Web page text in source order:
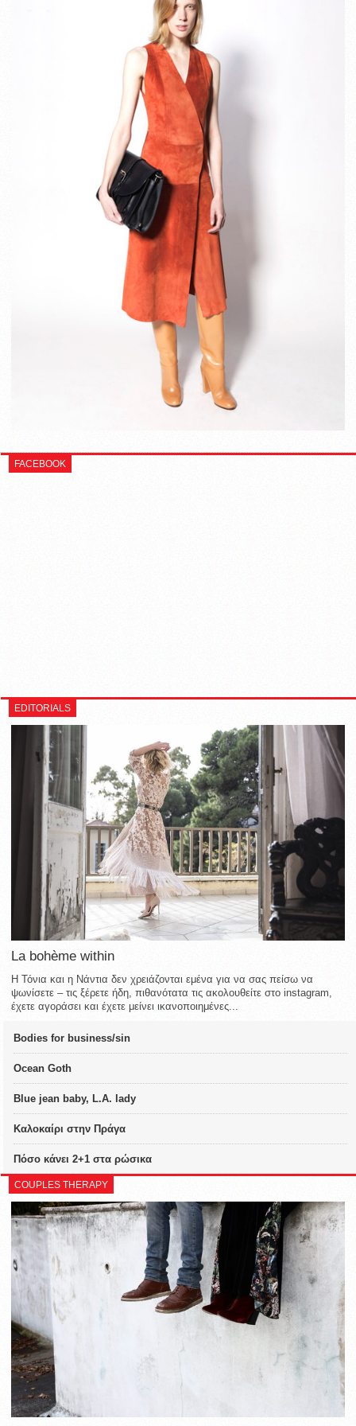
FACEBOOK
EDITORIALS
La bohème within
Η Τόνια και η Νάντια δεν χρειάζονται εμένα για να σας πείσω να
ψωνίσετε – τις ξέρετε ήδη, πιθανότατα τις ακολουθείτε στο instagram,
έχετε αγοράσει και έχετε μείνει ικανοποιημένες...
Bodies for business/sin
Ocean Goth
Blue jean baby, L.A. lady
Καλοκαίρι στην Πράγα
Πόσο κάνει 2+1 στα ρώσικα
COUPLES THERAPY